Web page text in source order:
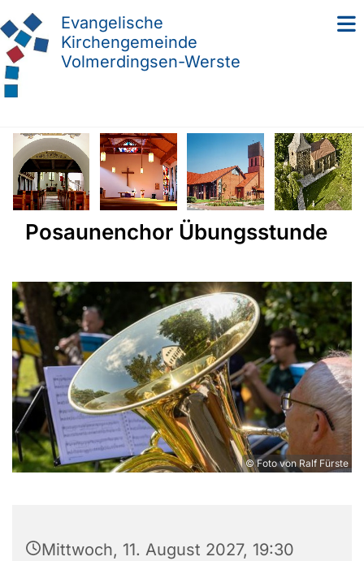
Evangelische
Kirchengemeinde
Volmerdingsen-Werste
Posaunenchor Übungsstunde
© Foto von Ralf Fürste
Mittwoch, 11. August 2027, 19:30